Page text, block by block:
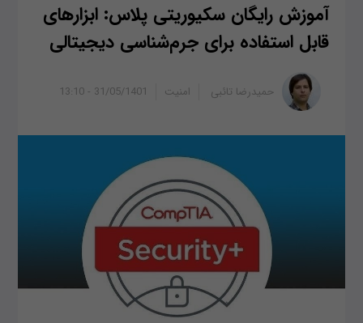
آموزش رایگان سکیوریتی پلاس: ابزارهای
قابل استفاده برای جرم‌شناسی دیجیتالی
31/05/1401 - 13:10 حمیدرضا تائبی امنیت